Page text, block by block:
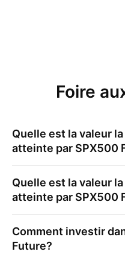
Foire
Quelle est la valeur
atteinte par SPX500
Quelle est la valeur
atteinte par SPX500
Comment investir
Future?